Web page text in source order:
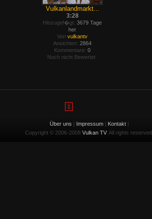
Vulkanlandmarkt...
3:28
Hinzugef�gt: 3679 Tage
her
Von vulkantv
Ansichten: 2864
Kommentare: 0
Noch nicht Bewertet
1
Über uns | Impressum| Kontakt|
Copyright © 2006-2008 Vulkan TV. All rights reserved.